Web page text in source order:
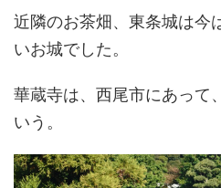
近隣のお茶畑、東条城は今
いお城でした。
華蔵寺は、西尾市にあって
いう。